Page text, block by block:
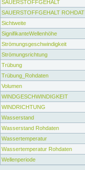
SAUERSTOFFGEHALT
SAUERSTOFFGEHALT
Sichtweite
SignifikanteWellenhöhe
Strömungsgeschwindigkeit
Strömungsrichtung
Trübung
Trübung_Rohdaten
Volumen
WINDGESCHWINDIGKEIT
WINDRICHTUNG
Wasserstand
Wasserstand Rohdaten
Wassertemperatur
Wassertemperatur Rohdaten
Wellenperiode